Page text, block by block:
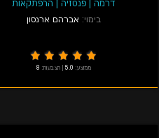
דרמה |פנטזיה | הרפתקאות
בימוי: אברהם ארנסון
ממוצע: 5.0
|הצבעות: 8